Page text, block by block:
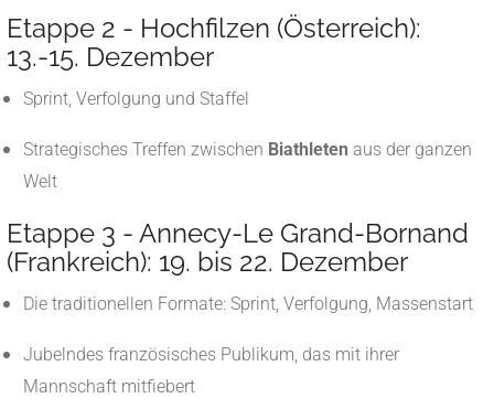
Etappe 2 - Hochfilzen (Österreich):
13.-15. Dezember
Sprint, Verfolgung und Staffel
Strategisches Treffen zwischen Biathleten aus der ganzen
Welt
Etappe 3 - Annecy-Le Grand-Bornand
(Frankreich): 19. bis 22. Dezember
Die traditionellen Formate: Sprint, Verfolgung, Massenstart
Jubelndes französisches Publikum, das mit ihrer
Mannschaft mitfiebert